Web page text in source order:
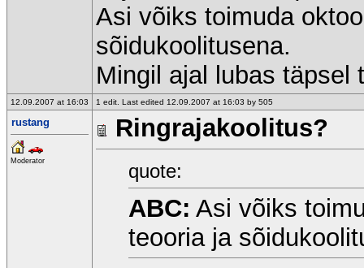
Asi võiks toimuda
sõidukoolitusena.
Mingil ajal lubas täpsel
12.09.2007 at 16:03 1 edit. Last edited 12.09.2007 at 16:03 by 505
rustang
Moderator
Ringrajakoolitus?
quote:
ABC: Asi võiks
teooria ja